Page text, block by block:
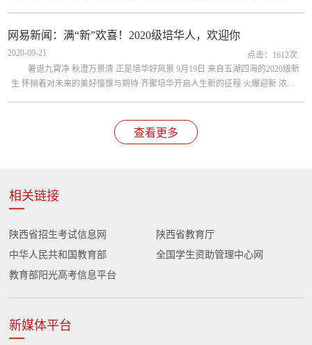
史上第一部关于党徽党旗的基础主干法规，是党徽党旗制作、使用、管理的基
本遵循。《条例》以党章为根本遵循，继承已有好做法，吸收实践新经验...
网易新闻：满“新”欢喜！2020级培华人，欢迎你
2020-09-21 点击： 1612次
暑退九霄净 秋澄万景清 正是培华好风景 9月19日 来自五湖四海的2020级新
生 怀揣着对未来的美好憧憬与期待 齐聚培华开启人生新的征程 火爆迎新 浓郁
查看更多
相关链接
陕西省招生考试信息网
陕西省教育厅
中华人民共和国教育部
全国学生资助管理中心网
教育部阳光高考信息平台
新媒体平台